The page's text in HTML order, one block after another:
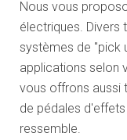
Nous vous
électriques. Divers
systèmes de ''pick
applications selon
vous offrons aussi
de pédales
ressemble.